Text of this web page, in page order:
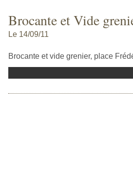
Brocante et Vide
Le 14/09/11
Brocante et vide grenier, place